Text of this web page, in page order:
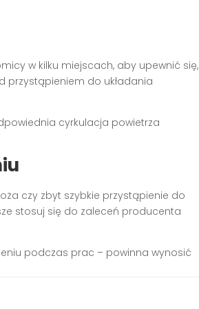
w kilku miejscach, aby upewnić się,
przystąpieniem do układania
cyrkulacja powietrza
czy zbyt szybkie przystąpienie do
stosuj się do zaleceń producenta
podczas prac – powinna wynosić